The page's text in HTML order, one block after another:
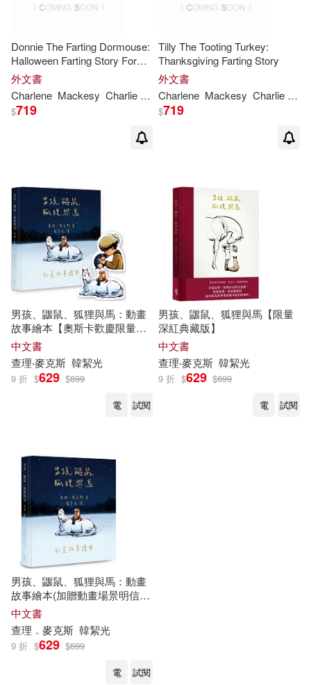
Donnie The Farting Dormouse:
Halloween Farting Story For
Kids
外文書
Charlene Mackesy Charlie Whitford
$719
Tilly The Tooting Turkey:
Thanksgiving Farting Story
外文書
Charlene Mackesy Charlie
$719
男孩、鼴鼠、狐狸與馬：動畫
故事繪本【奧斯卡歡慶限量
版】(加贈經典場景禮物卡)
中文書
查理‧麥克斯 韓絜光
9 折 $629 $699
電
試閱
男孩、鼴鼠、狐狸與馬【限量
深紅典藏版】
中文書
查理‧麥克斯 韓絜光
9 折 $629 $699
電
試閱
男孩、鼴鼠、狐狸與馬：動畫
故事繪本(加贈動畫場景明信
片)【首批限量版】
中文書
查理．麥克斯 韓絜光
9 折 $629 $699
電
試閱